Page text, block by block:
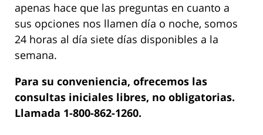
apenas hace que las preguntas en cuanto a
sus opciones nos llamen día o noche, somos
24 horas al día siete días disponibles a la
semana.
Para su conveniencia, ofrecemos las
consultas iniciales libres, no obligatorias.
Llamada 1-800-862-1260.